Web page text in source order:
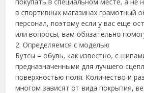
в спортивных магазинах грамотный
персонал, поэтому если у вас еще
или вопросы, вам обязательно
2. Определяемся с моделью
Бутсы – обувь, как известно, с
предназначенными для лучшего
поверхностью поля. Количество и
многом зависят от вида покрытия,